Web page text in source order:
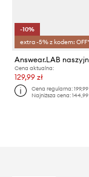
-10%
extra -5% z kodem: OFF*
Cena aktualna:
129,99 zł
Cena regularna:199,99
Najniższa cena:144,99